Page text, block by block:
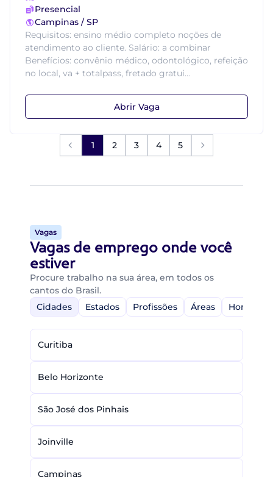
Presencial
Campinas / SP
Requisitos: ensino médio completo noções de
atendimento ao cliente. Salário: a combinar
Benefícios: convênio médico, odontológico, refeição
no local, va + totalpass, fretado gratui...
Abrir Vaga
1 2 3 4 5
Vagas
Vagas de emprego onde você
estiver
Procure trabalho na sua área, em todos os
cantos do Brasil.
Cidades
Estados Profissões Áreas Home-
Curitiba
Belo Horizonte
São José dos Pinhais
Joinville
Campinas